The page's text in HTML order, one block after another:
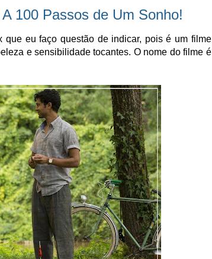
100 Passos de Um Sonho!
eu faço questão de indicar, pois é um filme
e sensibilidade tocantes. O nome do filme é